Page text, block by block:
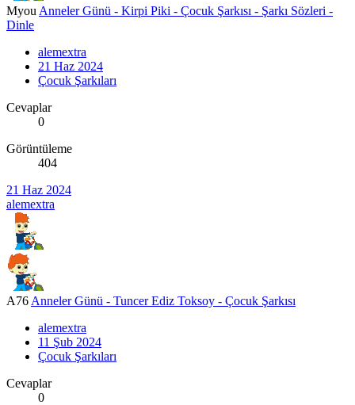
Myou Anneler Günü - Kirpi Piki - Çocuk Şarkısı - Şarkı Sözleri -
Dinle
alemextra
21 Haz 2024
Çocuk Şarkıları
Cevaplar
0
Görüntüleme
404
21 Haz 2024
alemextra
A76 Anneler Günü - Tuncer Ediz Toksoy - Çocuk Şarkısı
alemextra
11 Şub 2024
Çocuk Şarkıları
Cevaplar
0